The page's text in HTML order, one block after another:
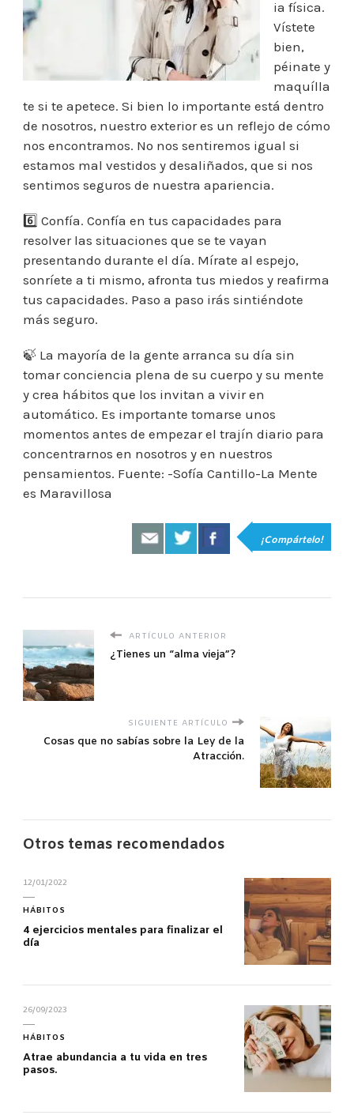
ia física.
Vístete
bien,
péinate y
maquílla
te si te apetece. Si bien lo importante está dentro
de nosotros, nuestro exterior es un reflejo de cómo
nos encontramos. No nos sentiremos igual si
estamos mal vestidos y desaliñados, que si nos
sentimos seguros de nuestra apariencia.
6️⃣ Confía. Confía en tus capacidades para
resolver las situaciones que se te vayan
presentando durante el día. Mírate al espejo,
sonríete a ti mismo, afronta tus miedos y reafirma
tus capacidades. Paso a paso irás sintiéndote
más seguro.
🍃 La mayoría de la gente arranca su día sin
tomar conciencia plena de su cuerpo y su mente
y crea hábitos que los invitan a vivir en
automático. Es importante tomarse unos
momentos antes de empezar el trajín diario para
concentrarnos en nosotros y en nuestros
pensamientos. Fuente: -Sofía Cantillo-La Mente
es Maravillosa
¡Compártelo!
ARTÍCULO ANTERIOR
¿Tienes un “alma vieja”?
SIGUIENTE ARTÍCULO
Cosas que no sabías sobre la Ley de la
Atracción.
Otros temas recomendados
12/01/2022
HÁBITOS
4 ejercicios mentales para finalizar el
día
26/09/2023
HÁBITOS
Atrae abundancia a tu vida en tres
pasos.